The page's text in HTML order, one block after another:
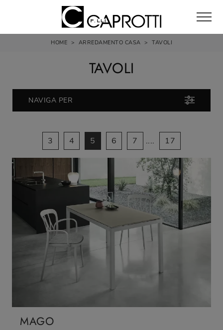
HOME > ARREDAMENTO CASA > TAVOLI
TAVOLI
NAVIGA PER
3 4 5 6 7 .... 17
MAGO